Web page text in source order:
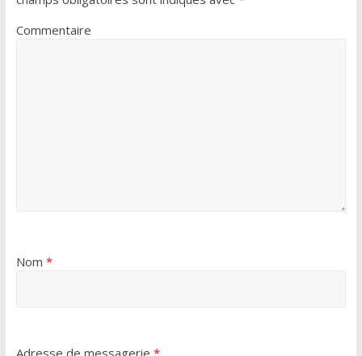
Commentaire
Nom *
Adresse de messagerie *